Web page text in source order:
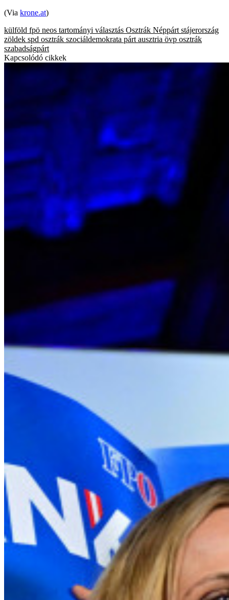
(Via krone.at)
külföld fpö neos tartományi választás Osztrák Néppárt stájerország
zöldek spd osztrák szociáldemokrata párt ausztria övp osztrák
szabadságpárt
Kapcsolódó cikkek